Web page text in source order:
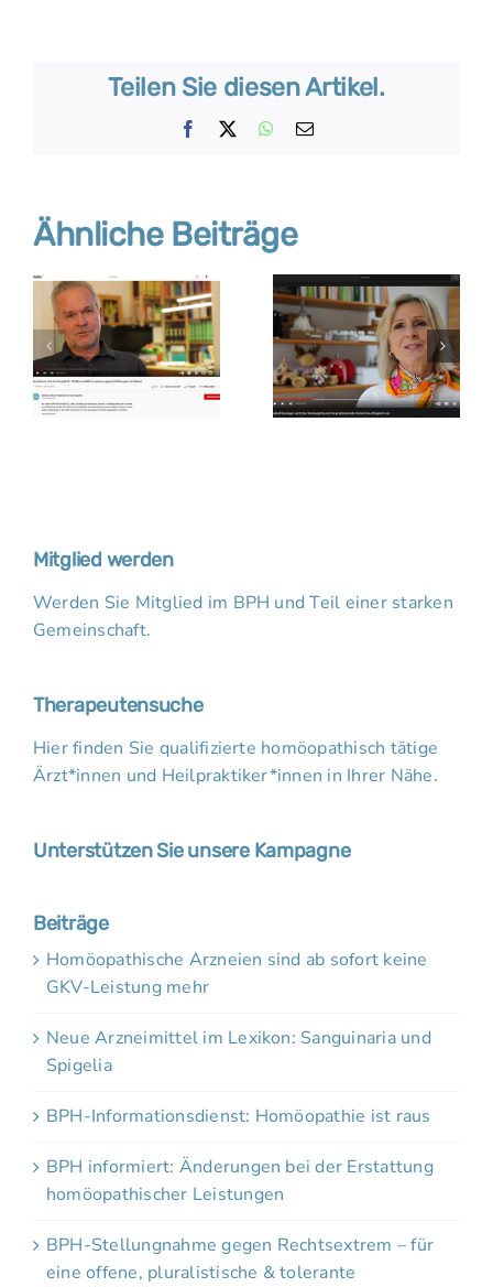
Teilen Sie diesen Artikel.
Facebook WhatsApp
E-
Ähnliche Beiträge
Mitglied werden
Werden Sie Mitglied im BPH und Teil einer starken
Gemeinschaft.
Therapeutensuche
Hier finden Sie qualifizierte homöopathisch tätige
Ärzt*innen und Heilpraktiker*innen in Ihrer Nähe.
Unterstützen Sie unsere Kampagne
Beiträge
Homöopathische Arzneien sind ab sofort keine
GKV-Leistung mehr
Neue Arzneimittel im Lexikon: Sanguinaria und
Spigelia
BPH-Informationsdienst: Homöopathie ist raus
BPH informiert: Änderungen bei der Erstattung
homöopathischer Leistungen
BPH-Stellungnahme gegen Rechtsextrem – für
eine offene, pluralistische & tolerante